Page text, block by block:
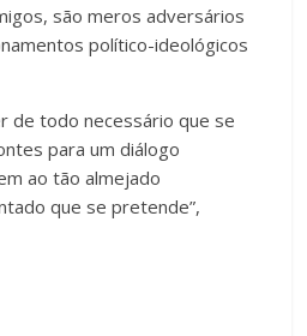
são meros adversários
político-ideológicos
de todo necessário que se
para um diálogo
ao tão almejado
que se pretende”,